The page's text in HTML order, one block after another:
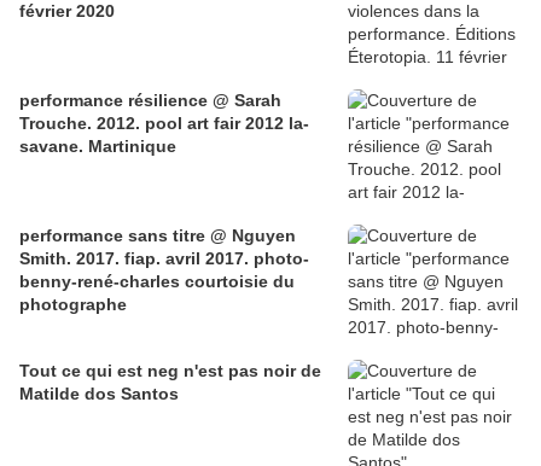
février 2020
performance résilience @ Sarah
Trouche. 2012. pool art fair 2012 la-
savane. Martinique
performance sans titre @ Nguyen
Smith. 2017. fiap. avril 2017. photo-
benny-rené-charles courtoisie du
photographe
Tout ce qui est neg n'est pas noir de
Matilde dos Santos